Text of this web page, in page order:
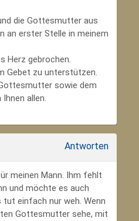
die Gottesmutter aus
an erster Stelle in meinem
Herz gebrochen.
Gebet zu unterstützen.
sowie dem
allen.
Antworten
meinen Mann. Ihm fehlt
und möchte es auch
tut einfach nur weh. Wenn
Gottesmutter sehe, mit